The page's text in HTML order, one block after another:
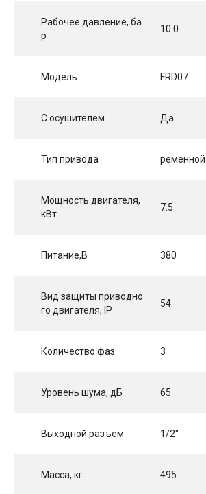
Рабочее давление, ба
р
10.0
Модель FRD07
С осушителем Да
Тип привода ременной
Мощность двигателя,
кВт
7.5
Питание,В 380
Вид защиты приводно
го двигателя, IP
54
Количество фаз 3
Уровень шума, дБ 65
Выходной разъём 1/2"
Масса, кг 495